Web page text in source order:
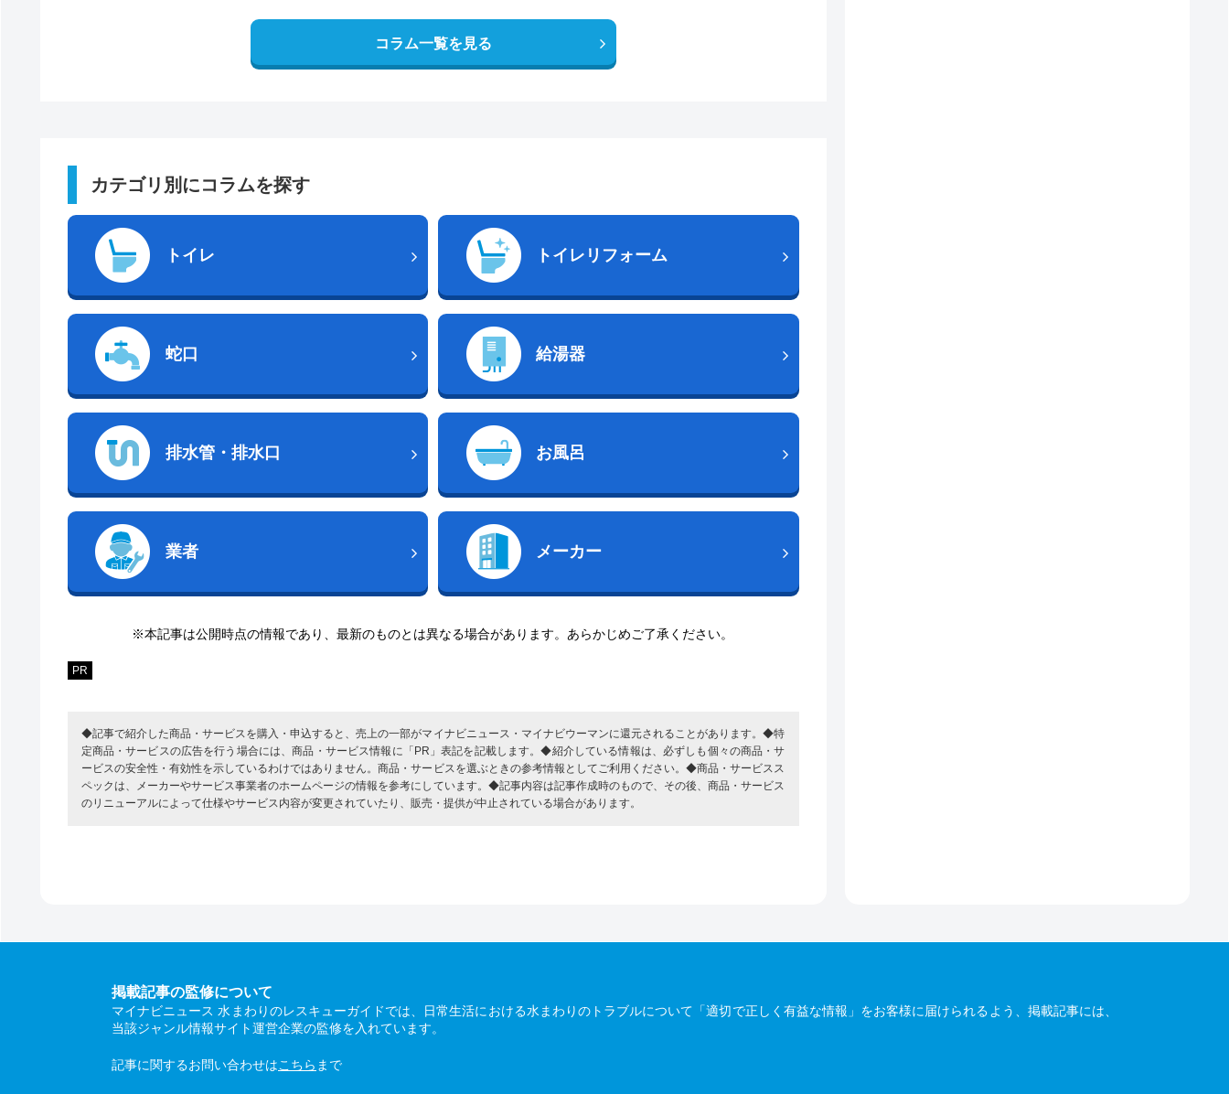
コラム一覧を見る
カテゴリ別にコラムを探す
トイレ トイレリフォーム
蛇口 給湯器
排水管・排水口 お風呂
業者 メーカー
※本記事は公開時点の情報であり、最新のものとは異なる場合があります。あらかじめご了承ください。
PR
◆記事で紹介した商品・サービスを購入・申込すると、売上の一部がマイナビニュース・マイナビウーマンに還元されることがあります。◆特
定商品・サービスの広告を行う場合には、商品・サービス情報に「PR」表記を記載します。◆紹介している情報は、必ずしも個々の商品・サ
ービスの安全性・有効性を示しているわけではありません。商品・サービスを選ぶときの参考情報としてご利用ください。◆商品・サービスス
ペックは、メーカーやサービス事業者のホームページの情報を参考にしています。◆記事内容は記事作成時のもので、その後、商品・サービス
のリニューアルによって仕様やサービス内容が変更されていたり、販売・提供が中止されている場合があります。
掲載記事の監修について
マイナビニュース 水まわりのレスキューガイドでは、日常生活における水まわりのトラブルについて「適切で正しく有益な情報」をお客様に届けられるよう、掲載記事には、
当該ジャンル情報サイト運営企業の監修を入れています。
記事に関するお問い合わせはこちら まで